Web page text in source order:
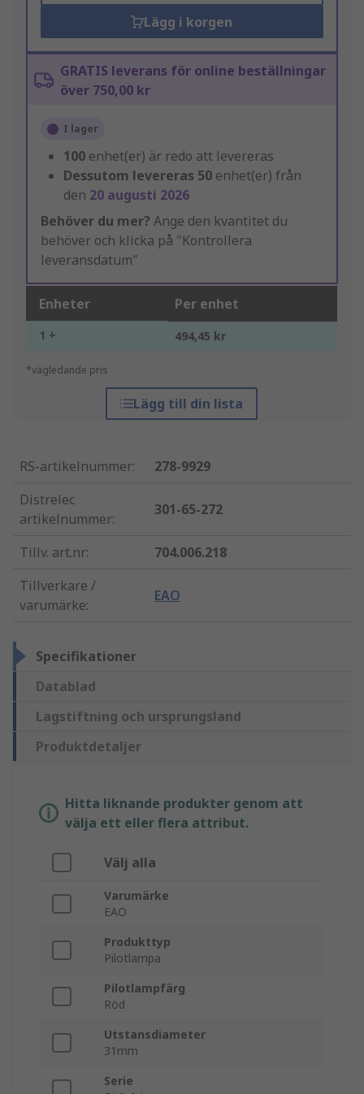
Lägg i korgen
GRATIS leverans för online beställningar
över 750,00 kr
I lager
100 enhet(er) är redo att levereras
Dessutom levereras 50 enhet(er) från
den 20 augusti 2026
Behöver du mer? Ange den kvantitet du
behöver och klicka på "Kontrollera
leveransdatum"
Enheter Per enhet
1 + 494,45 kr
*vägledande pris
Lägg till din lista
RS-artikelnummer:
278-9929
Distrelec
artikelnummer:
301-65-272
Tillv. art.nr:
704.006.218
Tillverkare /
varumärke:
EAO
Specifikationer
Datablad
Lagstiftning och ursprungsland
Produktdetaljer
Hitta liknande produkter genom att
välja ett eller flera attribut.
Välj alla
Varumärke
EAO
Produkttyp
Pilotlampa
Pilotlampfärg
Röd
Utstansdiameter
31mm
Serie